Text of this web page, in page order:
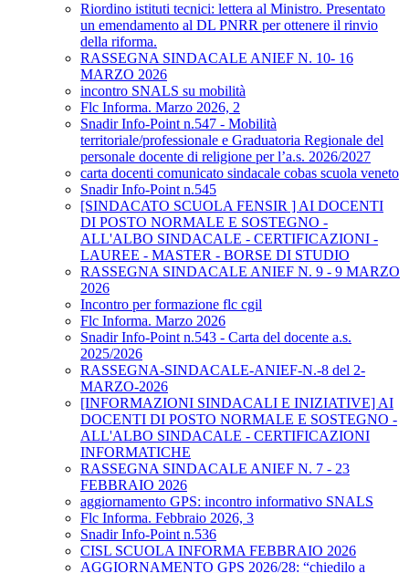
Riordino istituti tecnici: lettera al Ministro. Presentato
un emendamento al DL PNRR per ottenere il rinvio
della riforma.
RASSEGNA SINDACALE ANIEF N. 10- 16
MARZO 2026
incontro SNALS su mobilità
Flc Informa. Marzo 2026, 2
Snadir Info-Point n.547 - Mobilità
territoriale/professionale e Graduatoria Regionale del
personale docente di religione per l’a.s. 2026/2027
carta docenti comunicato sindacale cobas scuola veneto
Snadir Info-Point n.545
[SINDACATO SCUOLA FENSIR ] AI DOCENTI
DI POSTO NORMALE E SOSTEGNO -
ALL'ALBO SINDACALE - CERTIFICAZIONI -
LAUREE - MASTER - BORSE DI STUDIO
RASSEGNA SINDACALE ANIEF N. 9 - 9 MARZO
2026
Incontro per formazione flc cgil
Flc Informa. Marzo 2026
Snadir Info-Point n.543 - Carta del docente a.s.
2025/2026
RASSEGNA-SINDACALE-ANIEF-N.-8 del 2-
MARZO-2026
[INFORMAZIONI SINDACALI E INIZIATIVE] AI
DOCENTI DI POSTO NORMALE E SOSTEGNO -
ALL'ALBO SINDACALE - CERTIFICAZIONI
INFORMATICHE
RASSEGNA SINDACALE ANIEF N. 7 - 23
FEBBRAIO 2026
aggiornamento GPS: incontro informativo SNALS
Flc Informa. Febbraio 2026, 3
Snadir Info-Point n.536
CISL SCUOLA INFORMA FEBBRAIO 2026
AGGIORNAMENTO GPS 2026/28: “chiedilo a